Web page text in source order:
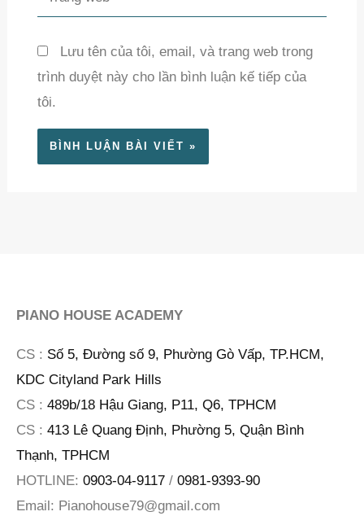
web
Lưu tên của tôi, email, và trang web trong
trình duyệt này cho lần bình luận kế tiếp của
tôi.
PIANO HOUSE ACADEMY
CS : Số 5, Đường số 9, Phường Gò Vấp, TP.HCM,
KDC Cityland Park Hills
CS : 489b/18 Hậu Giang, P11, Q6, TPHCM
CS : 413 Lê Quang Định, Phường 5, Quận Bình
Thạnh, TPHCM
HOTLINE: 0903-04-9117 / 0981-9393-90
Email: Pianohouse79@gmail.com